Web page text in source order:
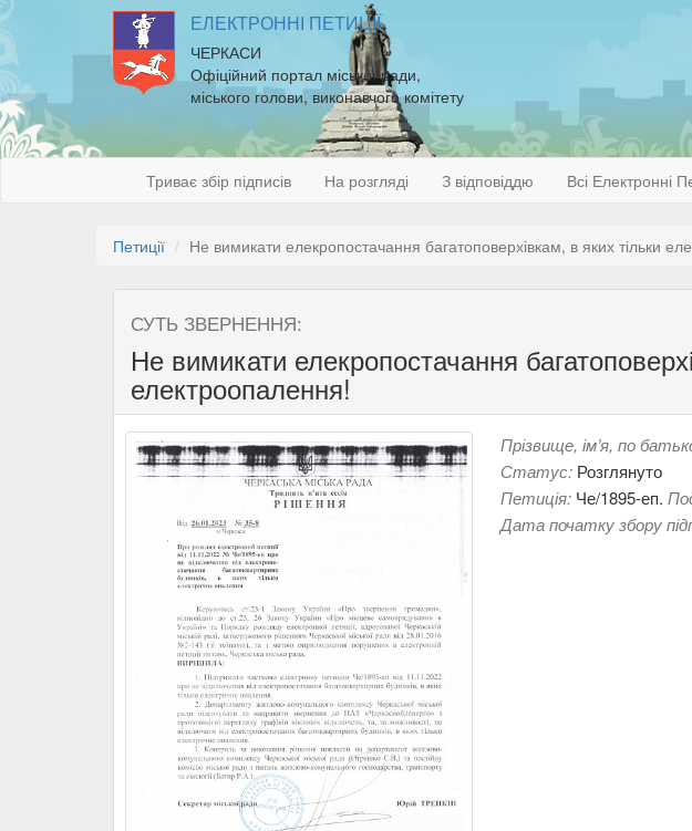
ЕЛЕКТРОННІ ПЕТИЦІЇ
ЧЕРКАСИ
Офіційний портал міської ради,
міського голови, виконавчого комітету
Триває збір підписів На розгляді З відповіддю Всі Електронні
Петиції Не вимикати елекропостачання багатоповерхівкам, в яких тільки
СУТЬ ЗВЕРНЕННЯ:
Не вимикати елекропостачання
електроопалення!
Прізвище, ім’я, по
Статус: Розглянуто
Петиція: Че/1895-еп.
Дата початку збору